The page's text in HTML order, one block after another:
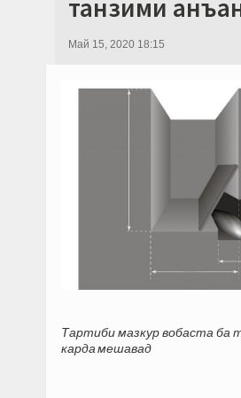
танзими
Май 15, 2020 18:15
Тартиби мазкур вобаста ба
карда мешавад